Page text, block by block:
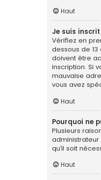
Haut
Je suis
Vérifiez en
dessous de
doivent être
inscription. Si
mauvaise
vous avez
Haut
Pourquoi ne
Plusieurs
qu’il soit
Haut